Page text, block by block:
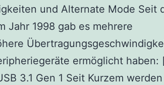
und Alternate Mode Seit
Jahr 1998 gab es mehrere
ermöglicht haben:
3.1 Gen 1 Seit Kurzem werden